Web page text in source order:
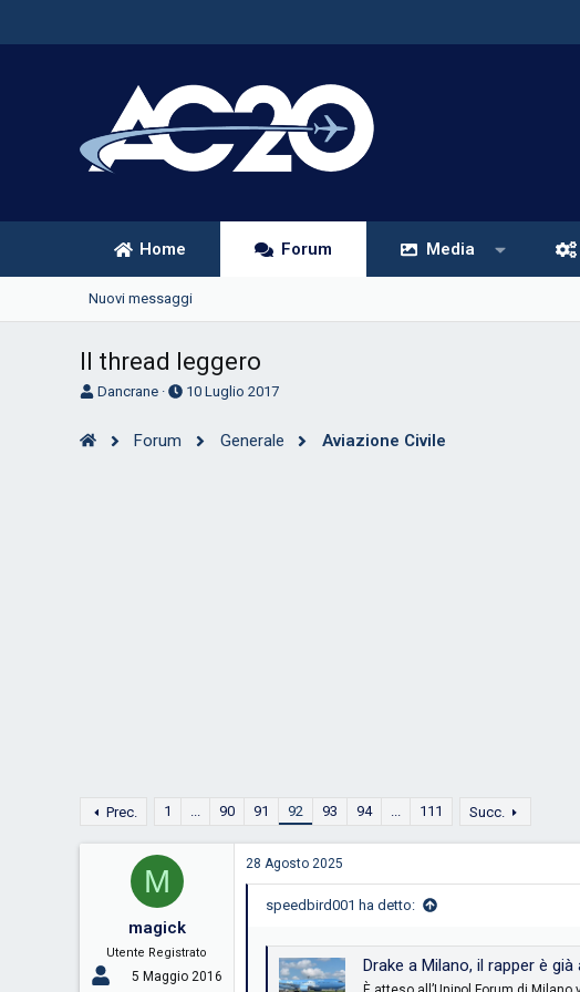
Home Forum Media
Nuovi messaggi
Il thread leggero
A
Dancrane
D
10 Luglio 2017
Forum Generale Aviazione Civile
Prec. 1 ... 90 91 92 93 94 ... 111 Succ.
M
magick
Utente Registrato
5 Maggio 2016
28 Agosto 2025
speedbird001 ha detto:
Drake a Milano, il rapper è già atterrato a